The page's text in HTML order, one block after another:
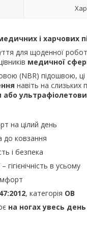
медичних і
для щоденної
медичної
(NBR) підошвою,
навіть на
або
на цілий день
до ковзання
і безпека
гігієнічність в усьому
, категорія OB
на ногах увесь день